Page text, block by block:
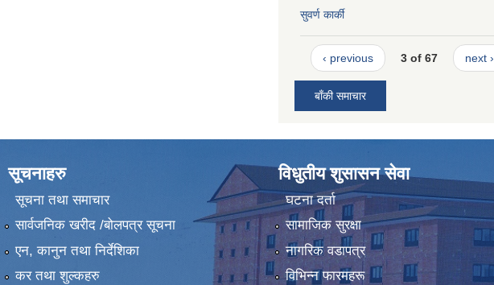
सुवर्ण कार्की
‹ previous 3 of 67 next ›
बाँकी समाचार
सूचनाहरु
सूचना तथा समाचार
सार्वजनिक खरीद /बोलपत्र सूचना
एन, कानुन तथा निर्देशिका
कर तथा शुल्कहरु
विधुतीय शुसासन सेवा
घटना दर्ता
सामाजिक सुरक्षा
नागरिक वडापत्र
विभिन्न फारमहरू